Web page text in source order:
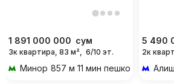
1 891 000 000 сум
3к квартира, 83 м², 6/10 эт.
Минор 857 м 11 мин пешком
5 490
2к